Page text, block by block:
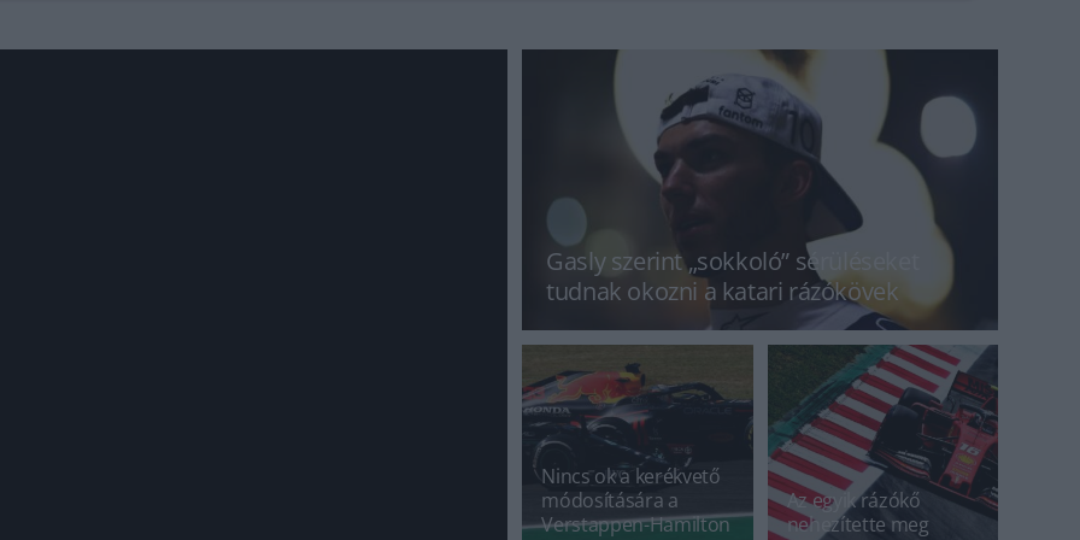
Gasly szerint „sokkoló” sérüléseket
tudnak okozni a katari rázókövek
Nincs ok a kerékvető
módosítására a
Verstappen-Hamilton
Az egyik rázókő
nehezítette meg